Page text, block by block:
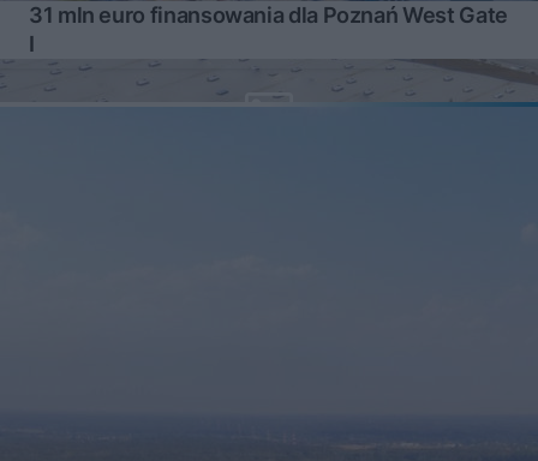
31 mln euro finansowania dla Poznań West Gate
I